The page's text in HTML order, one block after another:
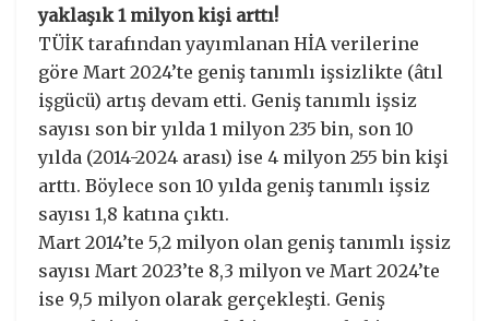
yaklaşık 1 milyon kişi arttı!
TÜİK tarafından yayımlanan HİA verilerine
göre Mart 2024’te geniş tanımlı işsizlikte (âtıl
işgücü) artış devam etti. Geniş tanımlı işsiz
sayısı son bir yılda 1 milyon 235 bin, son 10
yılda (2014-2024 arası) ise 4 milyon 255 bin kişi
arttı. Böylece son 10 yılda geniş tanımlı işsiz
sayısı 1,8 katına çıktı.
Mart 2014’te 5,2 milyon olan geniş tanımlı işsiz
sayısı Mart 2023’te 8,3 milyon ve Mart 2024’te
ise 9,5 milyon olarak gerçekleşti. Geniş